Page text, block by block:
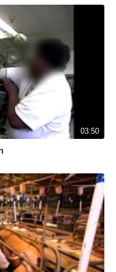
03:50